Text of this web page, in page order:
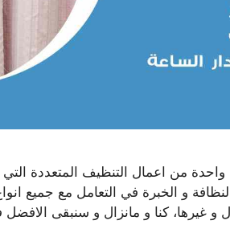
من اعمال التنظيف المتعددة التي
و الخبرة في التعامل مع جميع
غيرها، كنا و مانزال و سنبقى الافضل